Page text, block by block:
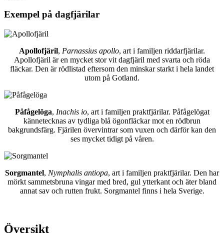
Exempel på dagfjärilar
Apollofjäril, Parnassius apollo, art i familjen riddarfjärilar.
Apollofjäril är en mycket stor vit dagfjäril med svarta och röda
fläckar. Den är rödlistad eftersom den minskar starkt i hela landet
utom på Gotland.
Påfågelöga, Inachis io, art i familjen praktfjärilar. Påfågelögat
kännetecknas av tydliga blå ögonfläckar mot en rödbrun
bakgrundsfärg. Fjärilen övervintrar som vuxen och därför kan den
ses mycket tidigt på våren.
Sorgmantel, Nymphalis antiopa, art i familjen praktfjärilar. Den har
mörkt sammetsbruna vingar med bred, gul ytterkant och äter bland
annat sav och rutten frukt. Sorgmantel finns i hela Sverige.
Översikt